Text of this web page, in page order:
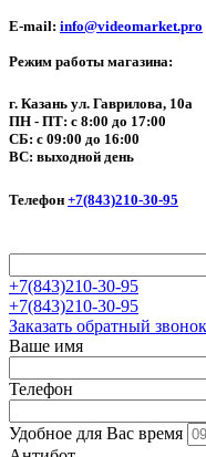
E-mail: info@videomarket.pro
Режим работы магазина:
г. Казань ул. Гаврилова, 10а
ПН - ПТ: с 8:00 до 17:00
СБ: с 09:00 до 16:00
ВС: выходной день
Телефон +7(843)210-30-95
+7(843)210-30-95
+7(843)210-30-95
Заказать обратный звонок
Ваше имя
Телефон
Удобное для Вас время